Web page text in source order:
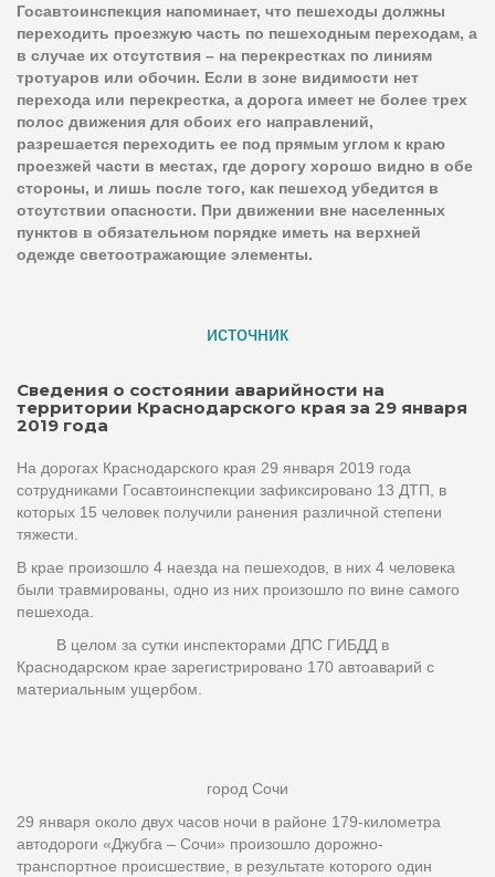
Госавтоинспекция напоминает, что пешеходы должны
переходить проезжую часть по пешеходным переходам, а
в случае их отсутствия – на перекрестках по линиям
тротуаров или обочин. Если в зоне видимости нет
перехода или перекрестка, а дорога имеет не более трех
полос движения для обоих его направлений,
разрешается переходить ее под прямым углом к краю
проезжей части в местах, где дорогу хорошо видно в обе
стороны, и лишь после того, как пешеход убедится в
отсутствии опасности. При движении вне населенных
пунктов в обязательном порядке иметь на верхней
одежде светоотражающие элементы.
источник
Сведения о состоянии аварийности на
территории Краснодарского края за 29 января
2019 года
На дорогах Краснодарского края 29 января 2019 года
сотрудниками Госавтоинспекции зафиксировано 13 ДТП, в
которых 15 человек получили ранения различной степени
тяжести.
В крае произошло 4 наезда на пешеходов, в них 4 человека
были травмированы, одно из них произошло по вине самого
пешехода.
В целом за сутки инспекторами ДПС ГИБДД в
Краснодарском крае зарегистрировано 170 автоаварий с
материальным ущербом.
город Сочи
29 января около двух часов ночи в районе 179-километра
автодороги «Джубга – Сочи» произошло дорожно-
транспортное происшествие, в результате которого один